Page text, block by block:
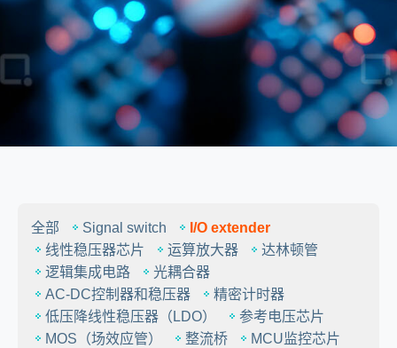
全部 Signal switch
I/O extender
线性稳压器芯片
运算放大器
达林顿管
逻辑集成电路
光耦合器
AC-DC控制器和稳压器
精密计时器
低压降线性稳压器（LDO）
参考电压芯片
MOS（场效应管）
整流桥
MCU监控芯片